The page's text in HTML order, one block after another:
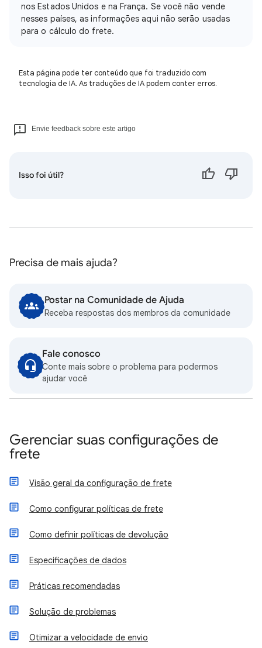
nos Estados Unidos e na França. Se você não vende
nesses países, as informações aqui não serão usadas
para o cálculo do frete.
Esta página pode ter conteúdo que foi traduzido com
tecnologia de IA. As traduções de IA podem conter erros.
Envie feedback sobre este artigo
Isso foi útil?
Precisa de mais ajuda?
Postar na Comunidade de Ajuda
Receba respostas dos membros da comunidade
Fale conosco
Conte mais sobre o problema para podermos
ajudar você
Gerenciar suas configurações de
frete
Visão geral da configuração de frete
Como configurar políticas de frete
Como definir políticas de devolução
Especificações de dados
Práticas recomendadas
Solução de problemas
Otimizar a velocidade de envio